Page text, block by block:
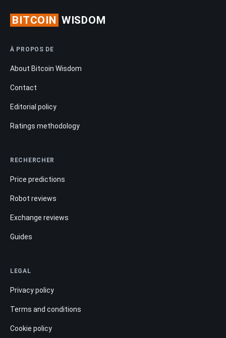
BITCOIN WISDOM
À PROPOS DE
About Bitcoin Wisdom
Contact
Editorial policy
Ratings methodology
RECHERCHER
Price predictions
Robot reviews
Exchange reviews
Guides
LEGAL
Privacy policy
Terms and conditions
Cookie policy